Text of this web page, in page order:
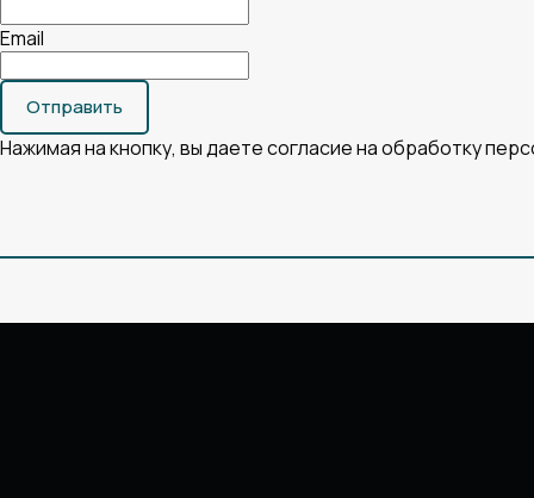
Email
Отправить
Нажимая на кнопку, вы даете согласие на обработку